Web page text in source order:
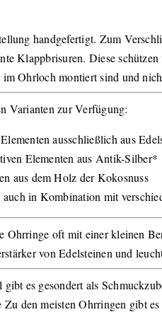
handgefertigt. Zum
Klappbrisuren. Diese
Ohrloch montiert sind und
Varianten zur Verfügung:
ausschließlich aus
Elementen aus Antik-Silber*
aus dem Holz der Kokosnuss
in Kombination mit
Ohrringe oft mit einer kleinen
von Edelsteinen und
es gesondert als
Zu den meisten Ohrringen gibt